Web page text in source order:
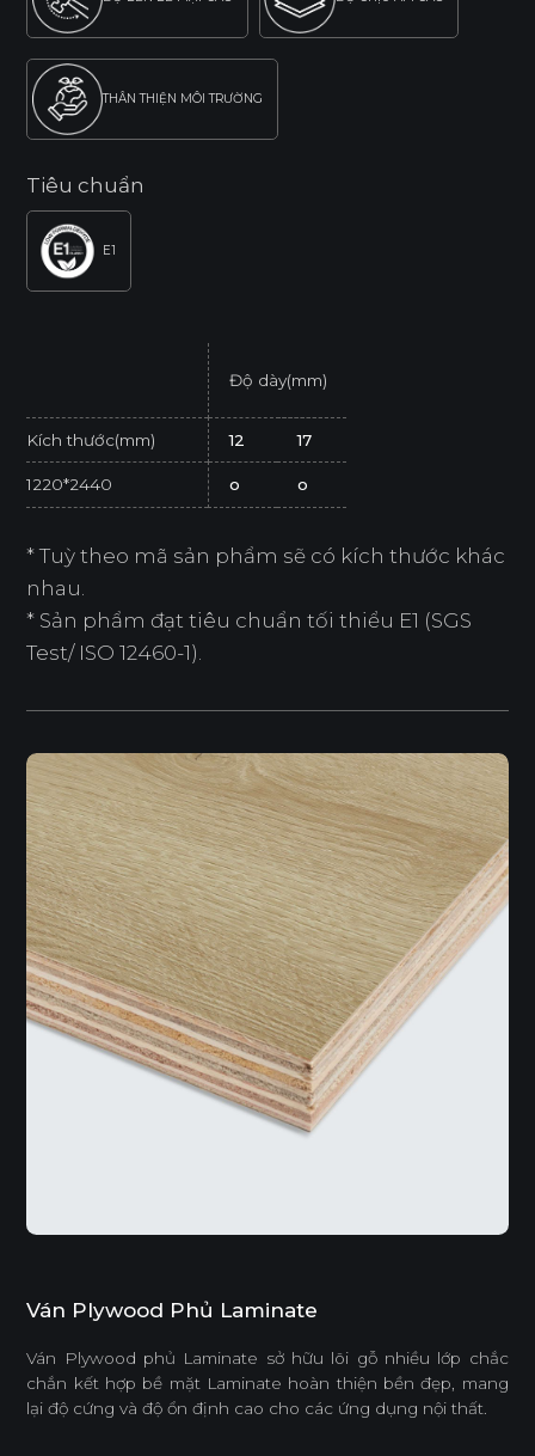
THÂN THIỆN MÔI TRƯỜNG
Tiêu chuẩn
E1
Độ dày(mm)
Kích thước(mm) 12 17
1220*2440 o o
* Tuỳ theo mã sản phẩm sẽ có kích thước khác
nhau.
* Sản phẩm đạt tiêu chuẩn tối thiểu E1 (SGS
Test/ ISO 12460-1).
Ván Plywood Phủ Laminate
Ván Plywood phủ Laminate sở hữu lõi gỗ nhiều lớp chắc
chắn kết hợp bề mặt Laminate hoàn thiện bền đẹp, mang
lại độ cứng và độ ổn định cao cho các ứng dụng nội thất.